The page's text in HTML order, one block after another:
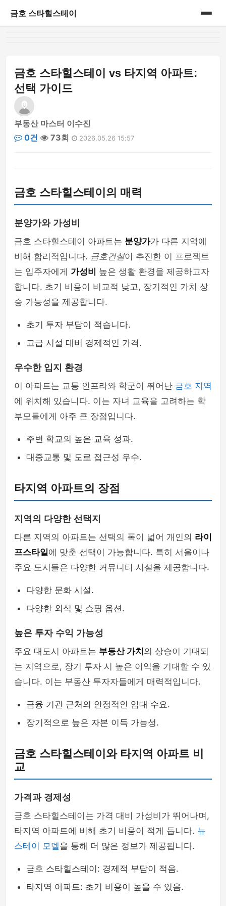
금호 스타힐스테이
금호 스타힐스테이 vs 타지역 아파트:
선택 가이드
부동산 마스터 이수진
0건
73회 2026.05.26 15:57
금호 스타힐스테이의 매력
분양가와 가성비
금호 스타힐스테이 아파트는 분양가가 다른 지역에
비해 합리적입니다. 금호건설이 추진한 이 프로젝트
는 입주자에게 가성비
높은 생활 환경을 제공하고자
합니다. 초기 비용이 비교적 낮고, 장기적인 가치 상
승 가능성을 제공합니다.
초기 투자 부담이 적습니다.
고급 시설 대비 경제적인 가격.
우수한 입지 환경
이 아파트는 교통 인프라와 학군이 뛰어난 금호 지역
에 위치해 있습니다. 이는 자녀 교육을 고려하는 학
부모들에게 아주 큰 장점입니다.
주변 학교의 높은 교육 성과.
대중교통 및 도로 접근성 우수.
타지역 아파트의 장점
지역의 다양한 선택지
다른 지역의 아파트는 선택의 폭이 넓어 개인의 라이
프스타일에 맞춘 선택이 가능합니다. 특히 서울이나
주요 도시들은 다양한 커뮤니티 시설을 제공합니다.
다양한 문화 시설.
다양한 외식 및 쇼핑 옵션.
높은 투자 수익 가능성
주요 대도시 아파트는 부동산 가치 의 상승이 기대되
는 지역으로, 장기 투자 시 높은 이익을 기대할 수 있
습니다. 이는 부동산 투자자들에게 매력적입니다.
금융 기관 근처의 안정적인 임대 수요.
장기적으로 높은 자본 이득 가능성.
금호 스타힐스테이와 타지역 아파트 비
교
가격과 경제성
금호 스타힐스테이는 가격 대비 가성비가 뛰어나며,
타지역 아파트에 비해 초기 비용이 적게 듭니다. 뉴
스테이 모델을 통해 더 많은 정보가 제공됩니다.
금호 스타힐스테이: 경제적 부담이 적음.
타지역 아파트: 초기 비용이 높을 수 있음.